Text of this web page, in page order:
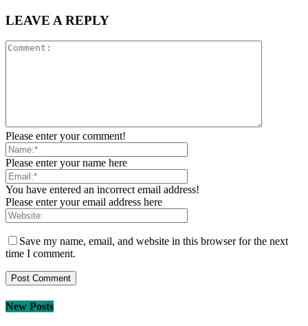
LEAVE A REPLY
Please enter your comment!
Please enter your name here
You have entered an incorrect email address!
Please enter your email address here
Save my name, email, and website in this browser for the next
time I comment.
New Posts